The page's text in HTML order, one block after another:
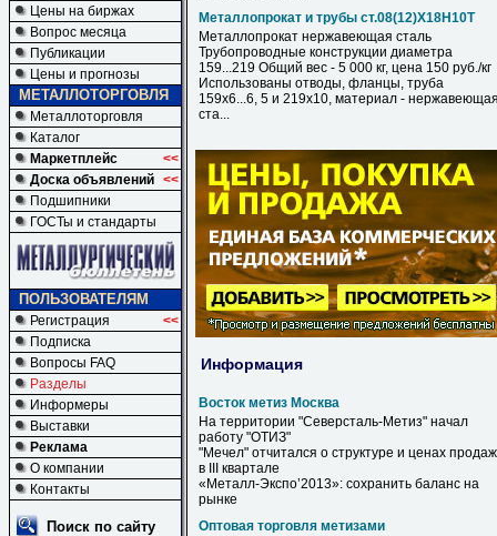
Цены на биржах
Вопрос месяца
Публикации
Цены и прогнозы
МЕТАЛЛОТОРГОВЛЯ
Металлоторговля
Каталог
Маркетплейс
<<
Доска объявлений <<
Подшипники
ГОСТы и стандарты
ПОЛЬЗОВАТЕЛЯМ
Регистрация
<<
Подписка
Вопросы FAQ
Разделы
Информеры
Выставки
Реклама
О компании
Контакты
Поиск по сайту
Металлопрокат и трубы ст.08(12)Х18Н10Т
Металлопрокат нержавеющая сталь
Трубопроводные конструкции диаметра
159...219 Общий вес - 5 000 кг, цена 150 руб./кг
Использованы отводы, фланцы, труба
159х6...6, 5 и 219х10, материал -
ста...
Информация
Восток метиз Москва
На территории "Северсталь-Метиз" начал
работу "ОТИЗ"
"Мечел" отчитался о структуре и ценах продаж
в III квартале
«Металл-Экспо’2013»: сохранить баланс на
рынке
Оптовая торговля метизами